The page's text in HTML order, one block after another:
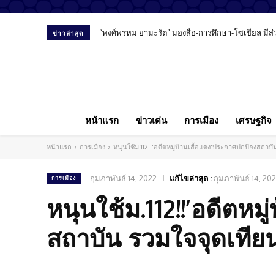
ข่าวล่าสุด “พงศ์พรหม ยามะรัต” มองสื่อ-การศึกษา-โซเชียล มีส่
เพจ Mappa ออกจดหมายเปิดผนึกถึงสื่อมวลชน ขอ
หน้าแรก ข่าวเด่น การเมือง เศรษฐกิจ
หน้าแรก การเมือง หนุนใช้ม.112!!'อดีตหมู่บ้านเสื้อแดง'ประกาศปกป้องสถา
การเมือง กุมภาพันธ์ 14, 2022 แก้ไขล่าสุด : กุมภาพันธ์ 14,
หนุนใช้ม.112!!’อดีตห
สถาบัน รวมใจจุดเที